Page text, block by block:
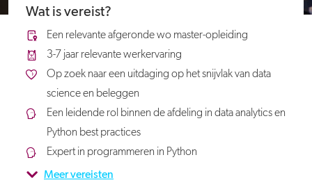
Wat is vereist?
Een relevante afgeronde wo master-opleiding
3-7 jaar relevante werkervaring
Op zoek naar een uitdaging op het snijvlak van data
science en beleggen
Een leidende rol binnen de afdeling in data analytics en
Python best practices
Expert in programmeren in Python
Meer vereisten